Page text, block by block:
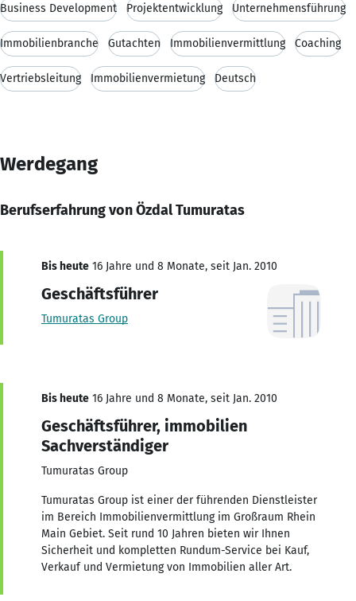
Business Development Projektentwicklung Unternehmensführung
Immobilienbranche Gutachten Immobilienvermittlung Coaching
Vertriebsleitung Immobilienvermietung Deutsch
Werdegang
Berufserfahrung von Özdal Tumuratas
Bis heute 16 Jahre und 8 Monate, seit Jan. 2010
Geschäftsführer
Tumuratas Group
Bis heute 16 Jahre und 8 Monate, seit Jan. 2010
Geschäftsführer, immobilien
Sachverständiger
Tumuratas Group
Tumuratas Group ist einer der führenden Dienstleister
im Bereich Immobilienvermittlung im Großraum Rhein
Main Gebiet. Seit rund 10 Jahren bieten wir Ihnen
Sicherheit und kompletten Rundum-Service bei Kauf,
Verkauf und Vermietung von Immobilien aller Art.